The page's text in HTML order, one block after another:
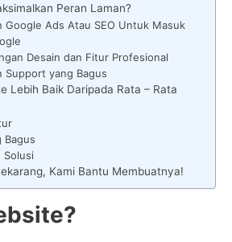
Peran Laman?
Google Ads Atau SEO Untuk Masuk
Desain dan Fitur Profesional
Support yang Bagus
Lebih Baik Daripada Rata – Rata
Bagus
Solusi
Kami Bantu Membuatnya!